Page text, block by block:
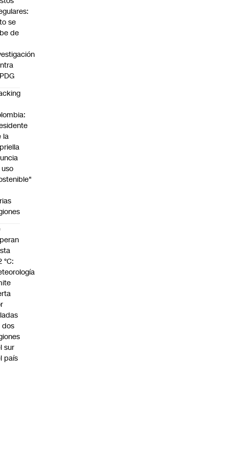
se
de
la
°C:
dos
sur
país